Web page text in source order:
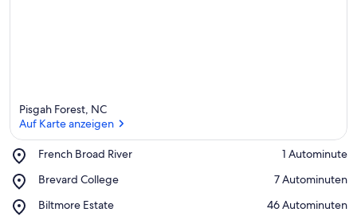
Pisgah Forest, NC
Auf Karte anzeigen
French Broad River
Place,
Broad
‪1 Autominute‬
Brevard College
Place,
College
‪7 Autominuten‬
Biltmore Estate
Place,
‪46 Autominuten‬